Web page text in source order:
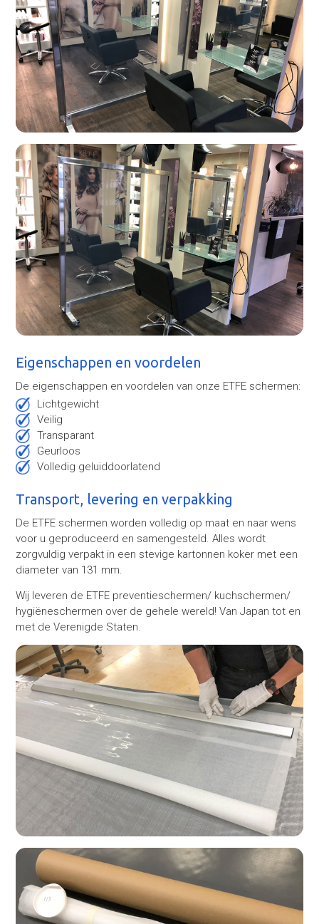
Eigenschappen en voordelen
De eigenschappen en voordelen van onze ETFE schermen:
Lichtgewicht
Veilig
Transparant
Geurloos
Volledig geluiddoorlatend
Transport, levering en verpakking
De ETFE schermen worden volledig op maat en naar wens
voor u geproduceerd en samengesteld. Alles wordt
zorgvuldig verpakt in een stevige kartonnen koker met een
diameter van 131 mm.
Wij leveren de ETFE preventieschermen/ kuchschermen/
hygiëneschermen over de gehele wereld! Van Japan tot en
met de Verenigde Staten.